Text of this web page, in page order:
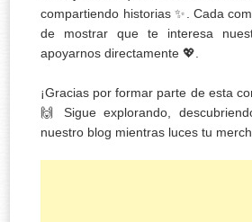
compartiendo historias ✨. Cada
de mostrar que te interesa
apoyarnos directamente 💖.
¡Gracias por formar parte de esta
🙌 Sigue explorando,
nuestro blog mientras luces tu